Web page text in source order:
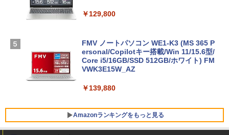
￥129,800
FMV ノートパソコン WE1-K3 (MS 365 P
ersonal/Copilotキー搭載/Win 11/15.6型/
Core i5/16GB/SSD 512GB/ホワイト) FM
VWK3E15W_AZ
￥139,880
Amazonランキングをもっと見る